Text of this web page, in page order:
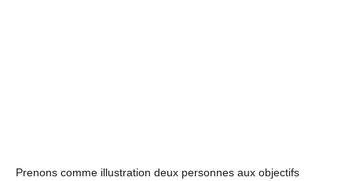
Prenons comme illustration deux personnes aux objectifs